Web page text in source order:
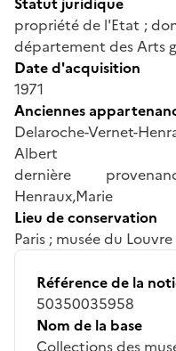
propriété de l'Etat ;
département des Arts
Date d'acquisition
1971
Anciennes
Delaroche-Vernet-
Albert
dernière
Henraux,Marie
Lieu de conservation
Paris ; musée du Louvre
Référence de la
50350035958
Nom de la base
Collections des